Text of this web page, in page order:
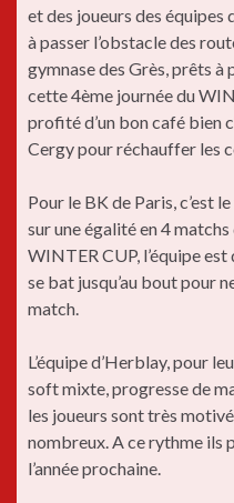
et des joueurs des
à passer l’obstacle des
gymnase des Grès, prêts à
cette 4ème journée du
profité d’un bon café bien
Cergy pour réchauffer les
Pour le BK de Paris, c’est
sur une égalité en 4
WINTER CUP, l’équipe
se bat jusqu’au bout pour
match.
L’équipe d’Herblay, pour
soft mixte, progresse de
les joueurs sont très
nombreux. A ce rythme ils
l’année prochaine.